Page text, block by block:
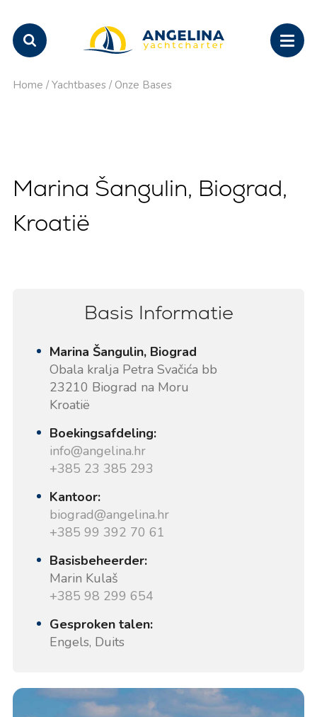
Home / Yachtbases / Onze Bases
Marina Šangulin, Biograd,
Kroatië
Basis Informatie
Marina Šangulin, Biograd
Obala kralja Petra Svačića bb
23210 Biograd na Moru
Kroatië
Boekingsafdeling:
info@angelina.hr
+385 23 385 293
Kantoor:
biograd@angelina.hr
+385 99 392 70 61
Basisbeheerder:
Marin Kulaš
+385 98 299 654
Gesproken talen:
Engels, Duits